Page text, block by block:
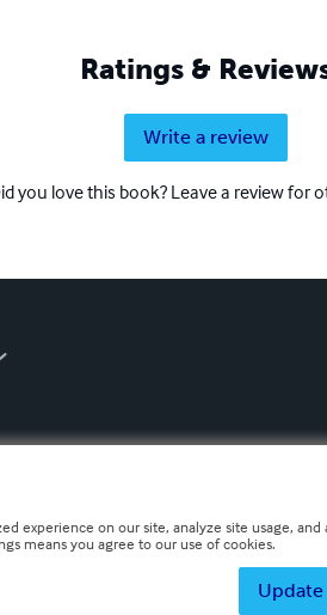
Ratings &
Write a review
you love this book? Leave a review for
experience on our site, analyze site usage,
means you agree to our use of cookies.